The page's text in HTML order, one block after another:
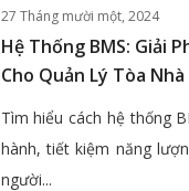
27 Tháng mười một, 2024
Hệ Thống BMS: Giải
Cho Quản Lý Tòa
Tìm hiểu cách hệ thống
hành, tiết kiệm năng
người...